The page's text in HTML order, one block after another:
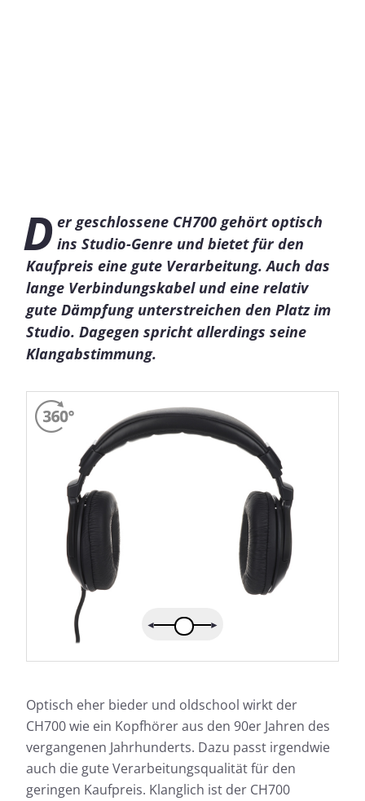
D er geschlossene CH700 gehört optisch
ins Studio-Genre und bietet für den
Kaufpreis eine gute Verarbeitung. Auch das
lange Verbindungskabel und eine relativ
gute Dämpfung unterstreichen den Platz im
Studio. Dagegen spricht allerdings seine
Klangabstimmung.
Optisch eher bieder und oldschool wirkt der
CH700 wie ein Kopfhörer aus den 90er Jahren des
vergangenen Jahrhunderts. Dazu passt irgendwie
auch die gute Verarbeitungsqualität für den
geringen Kaufpreis. Klanglich ist der CH700